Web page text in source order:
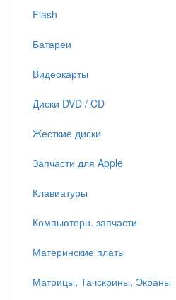
Flash
Батареи
Видеокарты
Диски DVD / CD
Жесткие диски
Запчасти для Apple
Клавиатуры
Компьютерн. запчасти
Материнские платы
Матрицы, Тачскрины, Экраны